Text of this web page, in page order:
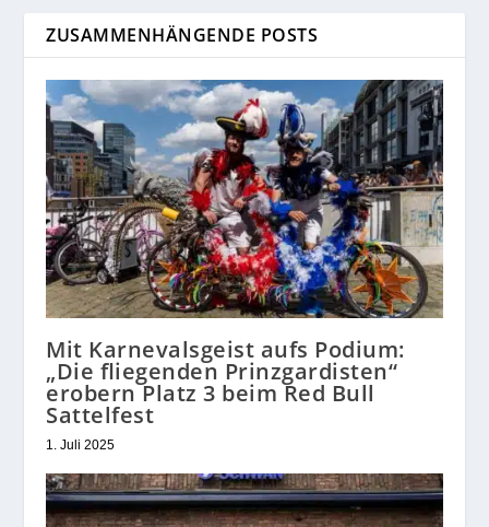
ZUSAMMENHÄNGENDE POSTS
Mit Karnevalsgeist aufs Podium:
„Die fliegenden Prinzgardisten“
erobern Platz 3 beim Red Bull
Sattelfest
1. Juli 2025